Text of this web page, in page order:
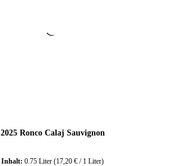
2025 Ronco Calaj Sauvignon
Inhalt: 0.75 Liter (17,20 € / 1 Liter)